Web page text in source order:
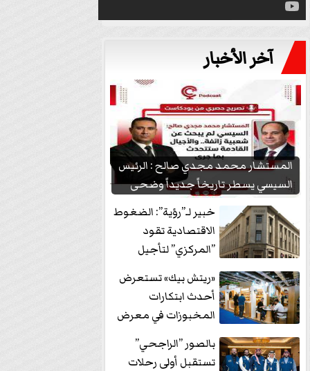
آخر الأخبار
المستشار محمد مجدي صالح : الرئيس
السيسي يسطر تاريخاً جديداً وضحى
بشعبيته...
خبير لـ”رؤية”: الضغوط
الاقتصادية تقود
”المركزي” لتأجيل
«ريتش بيك» تستعرض
أحدث ابتكارات
المخبوزات في معرض
منتجات...
بالصور ”الراجحي”
تستقبل أولى رحلات